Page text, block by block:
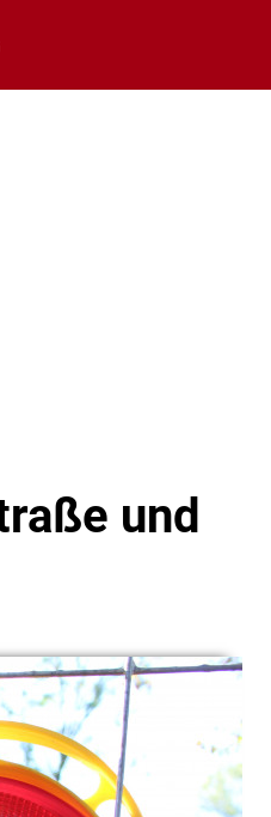
und